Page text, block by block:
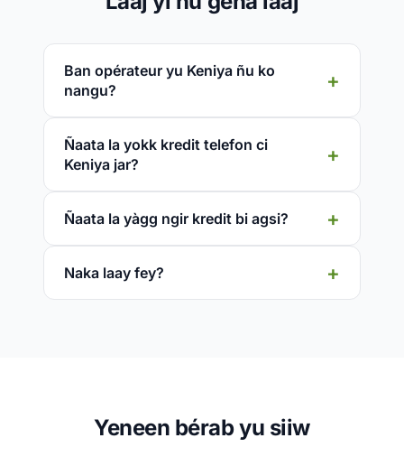
Ban opérateur yu Keniya ñu ko
nangu?
Ñaata la yokk kredit telefon ci
Keniya jar?
Ñaata la yàgg ngir kredit bi agsi?
Naka laay fey?
Yeneen bérab yu siiw